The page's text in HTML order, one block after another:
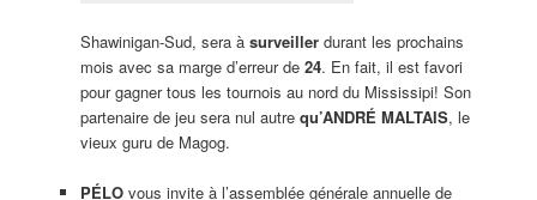
Shawinigan-Sud, sera à surveillerdurant les prochains
mois avec sa marge d’erreur de 24. En fait, il est favori
pour gagner tous les tournois au nord du Mississipi! Son
partenaire de jeu sera nul autre qu’ANDRÉ MALTAIS, le
vieux guru de Magog.
PÉLOvous invite à l’assemblée générale annuelle de